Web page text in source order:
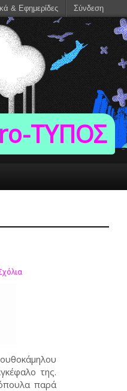
TΥΠΟΣ
της.
παρά
& Εφημερίδες Σύνδεση